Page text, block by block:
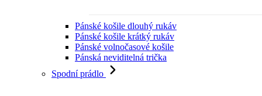
Pánské košile dlouhý rukáv
Pánské košile krátký rukáv
Pánské volnočasové košile
Pánská neviditelná trička
Spodní prádlo